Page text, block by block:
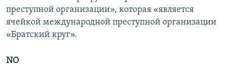
преступной организации», которая «является
ячейкой международной преступной организации
«Братский круг».
NO